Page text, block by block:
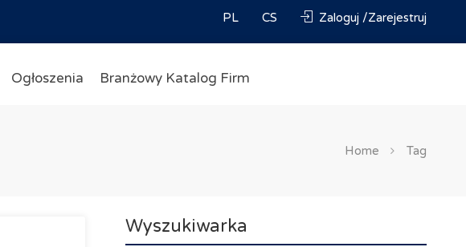
PL CS Zaloguj /Zarejestruj
Ogłoszenia Branżowy Katalog Firm
Home Tag
Wyszukiwarka